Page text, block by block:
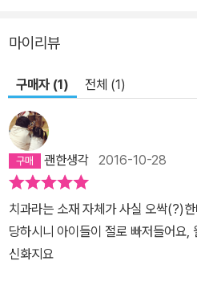
마이리뷰
구매자 (1) 전체 (1)
괜한생각 2016-10-28
치과라는 소재 자체가 사실 오싹(?)
당하시니 아이들이 절로 빠저들어요,
신화지요